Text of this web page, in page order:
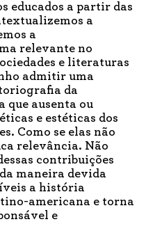
educados a partir das
a
a
relevante no
e literaturas
admitir uma
da
ausenta ou
e estéticas dos
Como se elas não
relevância. Não
contribuições
maneira devida
a história
americana e torna
e